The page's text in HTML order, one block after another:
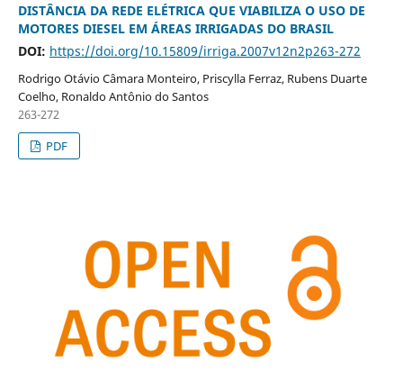
DISTÂNCIA DA REDE ELÉTRICA QUE VIABILIZA O USO DE
MOTORES DIESEL EM ÁREAS IRRIGADAS DO BRASIL
DOI: https://doi.org/10.15809/irriga.2007v12n2p263-272
Rodrigo Otávio Câmara Monteiro, Priscylla Ferraz, Rubens Duarte
Coelho, Ronaldo Antônio do Santos
263-272
PDF